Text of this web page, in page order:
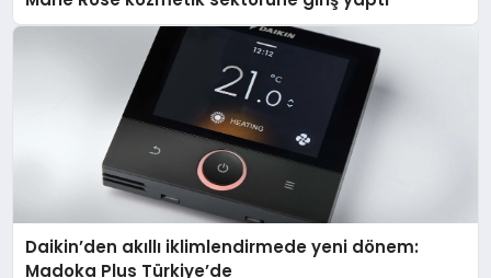
Daikin’den akıllı iklimlendirmede yeni dönem:
Madoka Plus Türkiye’de